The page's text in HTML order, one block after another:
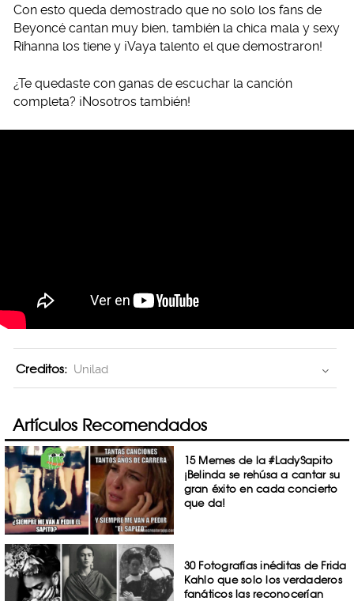
Con esto queda demostrado que no solo los fans de
Beyoncé cantan muy bien, también la chica mala y sexy
Rihanna los tiene y ¡Vaya talento el que demostraron!
¿Te quedaste con ganas de escuchar la canción
completa? ¡Nosotros también!
Creditos: Unilad
Artículos Recomendados
15 Memes de la #LadySapito
¡Belinda se rehúsa a cantar su
gran éxito en cada concierto
que da!
30 Fotografías inéditas de Frida
Kahlo que solo los verdaderos
fanáticos las reconocerían